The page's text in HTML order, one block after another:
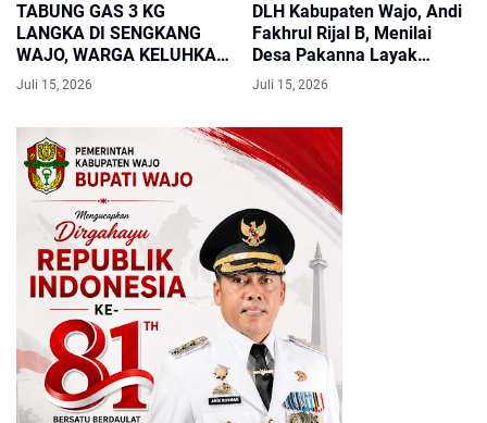
TABUNG GAS 3 KG
LANGKA DI SENGKANG
WAJO, WARGA KELUHKAN
HARGA MELONJAK
Juli 15, 2026
DLH Kabupaten Wajo, Andi
Fakhrul Rijal B, Menilai
Desa Pakanna Layak
Diprioritaskan Untuk
Roda Tiga
Juli 15, 2026